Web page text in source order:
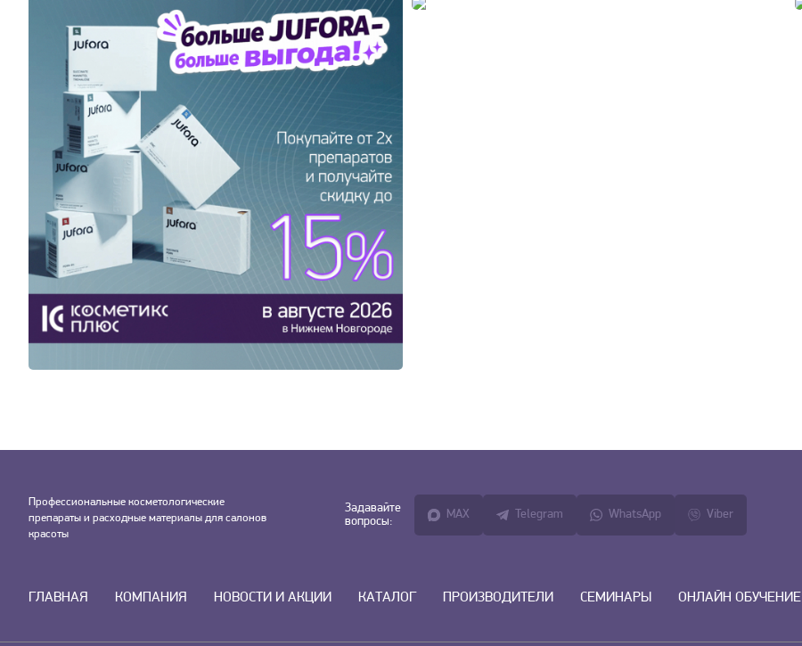
Профессиональные косметологические
препараты и расходные материалы для салонов
красоты
Задавайте
вопросы:
MAX Telegram WhatsApp Viber
ГЛАВНАЯ КОМПАНИЯ НОВОСТИ И АКЦИИ КАТАЛОГ ПРОИЗВОДИТЕЛИ СЕМИНАРЫ ОНЛАЙН ОБУЧЕНИЕ